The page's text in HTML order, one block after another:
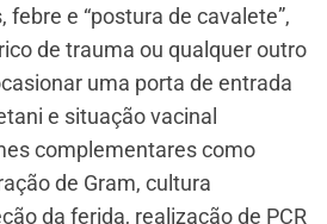
e “postura de cavalete”,
de trauma ou qualquer outro
uma porta de entrada
e situação vacinal
complementares como
de Gram, cultura
da ferida, realização de PCR